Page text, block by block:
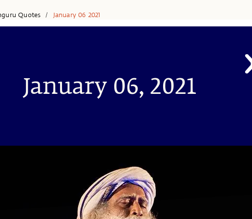
Quotes / January 06 2021
January 06, 2021